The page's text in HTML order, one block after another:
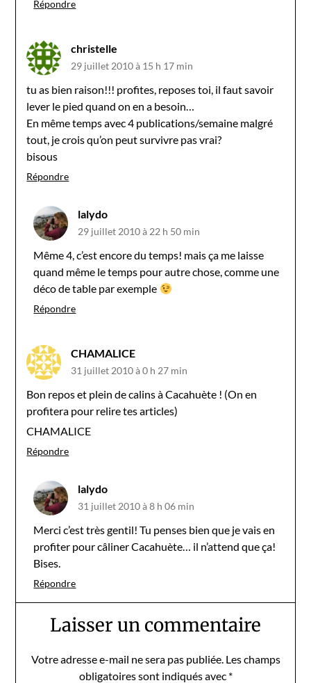
Répondre
christelle
29 juillet 2010 à 15 h 17 min
tu as bien raison!!! profites, reposes toi, il faut savoir
lever le pied quand on en a besoin…
En même temps avec 4 publications/semaine malgré
tout, je crois qu’on peut survivre pas vrai?
bisous
Répondre
lalydo
29 juillet 2010 à 22 h 50 min
Même 4, c’est encore du temps! mais ça me laisse
quand même le temps pour autre chose, comme une
déco de table par exemple
Répondre
CHAMALICE
31 juillet 2010 à 0 h 27 min
Bon repos et plein de calins à Cacahuète ! (On en
profitera pour relire tes articles)
CHAMALICE
Répondre
lalydo
31 juillet 2010 à 8 h 06 min
Merci c’est très gentil! Tu penses bien que je vais en
profiter pour câliner Cacahuète… il n’attend que ça!
Bises.
Répondre
Laisser un commentaire
Votre adresse e-mail ne sera pas publiée. Les champs
obligatoires sont indiqués avec *